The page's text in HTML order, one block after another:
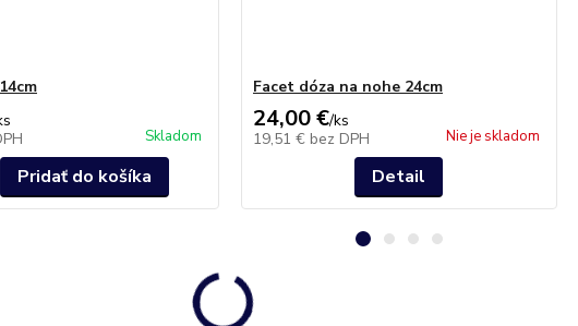
Skladom
Pridať do košíka
Facet dóza na nohe 24cm
24,00 €/ks
19,51 € bez DPH Nie je skladom
Detail